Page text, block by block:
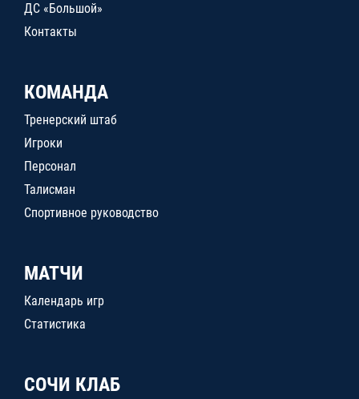
ДС «Большой»
Контакты
КОМАНДА
Тренерский штаб
Игроки
Персонал
Талисман
Спортивное руководство
МАТЧИ
Календарь игр
Статистика
СОЧИ КЛАБ